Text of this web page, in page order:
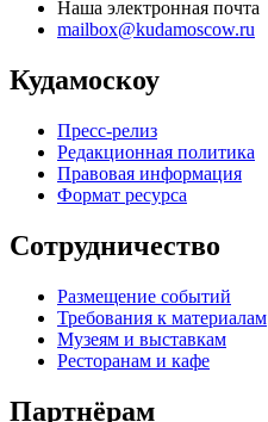
Наша электронная почта
mailbox@kudamoscow.ru
Кудамоскоу
Пресс-релиз
Редакционная политика
Правовая информация
Формат ресурса
Сотрудничество
Размещение событий
Требования к материалам
Музеям и выставкам
Ресторанам и кафе
Партнёрам